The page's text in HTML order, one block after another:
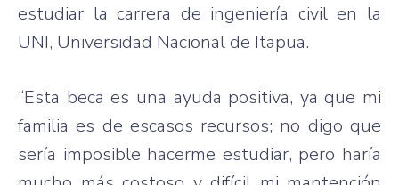
estudiar la carrera de ingeniería civil en la
UNI, Universidad Nacional de Itapua.
“Esta beca es una ayuda positiva, ya que mi
familia es de escasos recursos; no digo que
sería imposible hacerme estudiar, pero haría